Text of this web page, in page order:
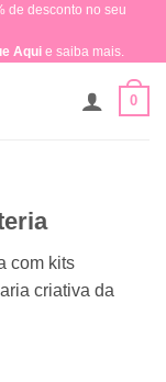
de desconto no seu
Aquie saiba mais.
0
com kits
criativa da